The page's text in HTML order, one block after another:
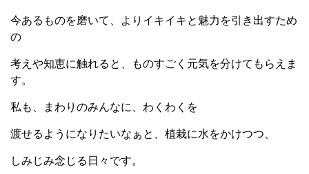
今あるものを磨いて、よりイキイキと魅力を引き出すため
の
考えや知恵に触れると、ものすごく元気を分けてもらえま
す。
私も、まわりのみんなに、わくわくを
渡せるようになりたいなぁと、植栽に水をかけつつ、
しみじみ念じる日々です。